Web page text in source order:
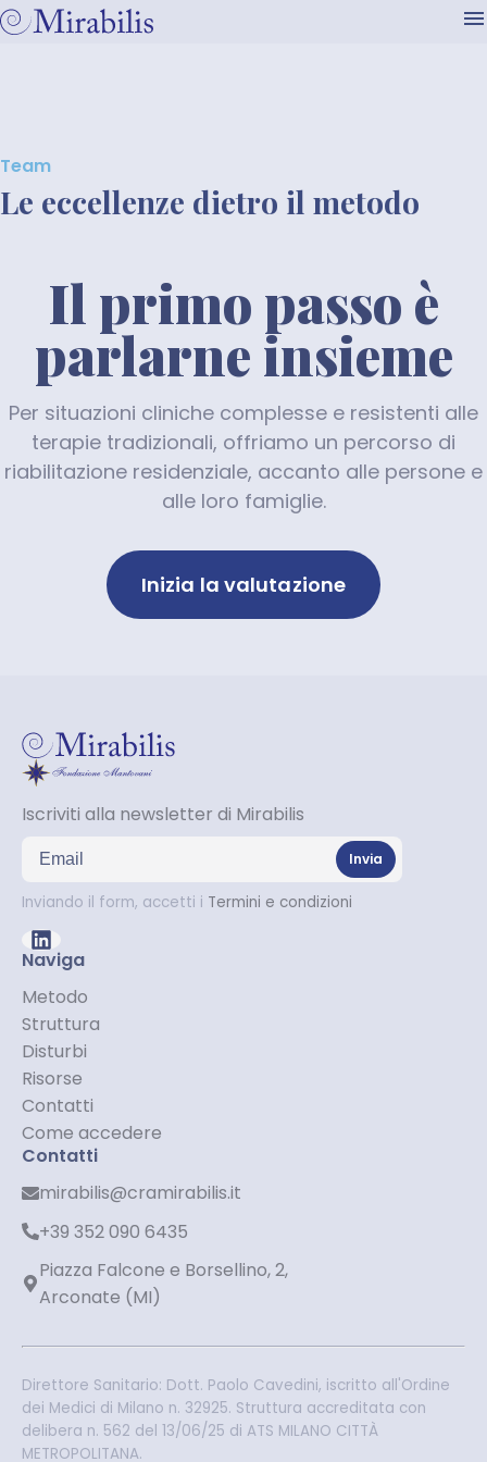
Team
Le eccellenze dietro il metodo
Il primo passo è
parlarne insieme
Per situazioni cliniche complesse e resistenti alle
terapie tradizionali, offriamo un percorso di
riabilitazione residenziale, accanto alle persone e
alle loro famiglie.
Inizia la valutazione
Iscriviti alla newsletter di Mirabilis
Indirizzo email
Invia
Inviando il form, accetti i Termini e condizioni
Naviga
Metodo
Struttura
Disturbi
Risorse
Contatti
Come accedere
Contatti
mirabilis@cramirabilis.it
+39 352 090 6435
Piazza Falcone e Borsellino, 2,
Arconate (MI)
Direttore Sanitario: Dott. Paolo Cavedini, iscritto all'Ordine
dei Medici di Milano n. 32925. Struttura accreditata con
delibera n. 562 del 13/06/25 di ATS MILANO CITTÀ
METROPOLITANA.